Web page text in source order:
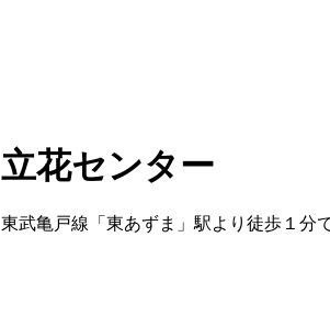
立花センター
東武亀戸線「東あずま」駅より徒歩１分